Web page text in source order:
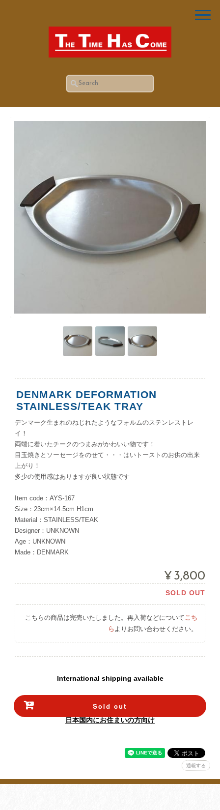
DENMARK DEFORMATION
STAINLESS/TEAK TRAY
デンマーク生まれのねじれたようなフォルムのステンレストレ
イ！
両端に着いたチークのつまみがかわいい物です！
目玉焼きとソーセージをのせて・・・はいトーストのお供の出来
上がり！
多少の使用感はありますが良い状態です
Item code：AYS-167
Size：23cm×14.5cm H1cm
Material：STAINLESS/TEAK
Designer：UNKNOWN
Age：UNKNOWN
Made：DENMARK
¥3,800
SOLD OUT
こちらの商品は完売いたしました。再入荷などについてこち
ら よりお問い合わせください。
International shipping available
Sold out
日本国内にお住まいの方向け
通報する